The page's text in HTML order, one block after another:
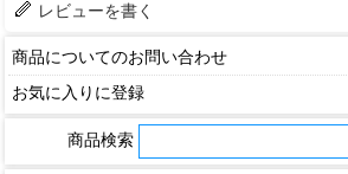
レビューを書く
商品についてのお問い合わせ
お気に入りに登録
商品検索